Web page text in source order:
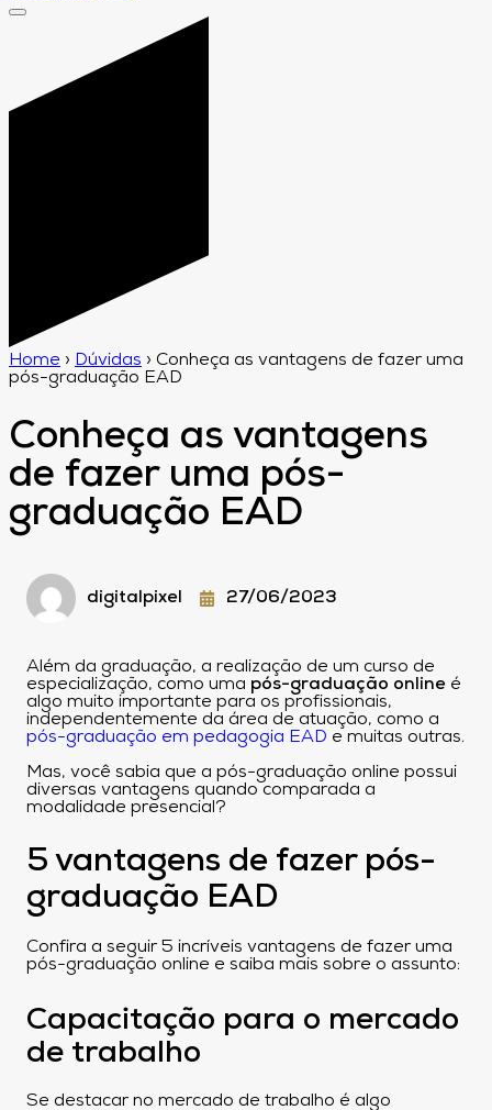
Home › Dúvidas › Conheça as vantagens de fazer uma
pós-graduação EAD
Conheça as vantagens
de fazer uma pós-
graduação EAD
digitalpixel 27/06/2023
Além da graduação, a realização de um curso de
especialização, como uma pós-graduação online é
algo muito importante para os profissionais,
independentemente da área de atuação, como a
pós-graduação em pedagogia EAD e muitas outras.
Mas, você sabia que a pós-graduação online possui
diversas vantagens quando comparada a
modalidade presencial?
5 vantagens de fazer pós-
graduação EAD
Confira a seguir 5 incríveis vantagens de fazer uma
pós-graduação online e saiba mais sobre o assunto:
Capacitação para o mercado
de trabalho
Se destacar no mercado de trabalho é algo